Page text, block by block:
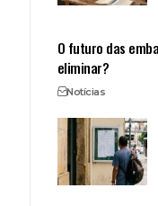
O futuro das
eliminar?
Notícias